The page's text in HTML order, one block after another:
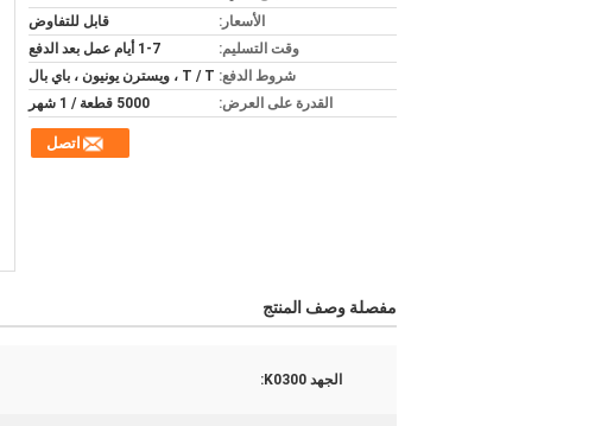
الأسعار:
قابل للتفاوض
وقت التسليم:
1-7 أيام عمل بعد الدفع
شروط الدفع: T / T ، ويسترن يونيون ، باي بال
القدرة على العرض:
5000 قطعة / 1 شهر
اتصل
مفصلة وصف المنتج
الجهد K0300: